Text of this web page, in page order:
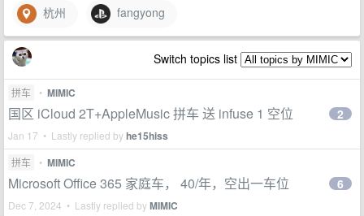
杭州 fangyong
Switch topics list
拼车 • MIMIC
国区 iCloud 2T+AppleMusic 拼车 送 infuse 1 空位
Jan 17 • Lastly replied byhe15hiss
2
拼车 • MIMIC
Microsoft Office 365 家庭车， 40/年，空出一车位
Dec 7, 2024 • Lastly replied byMIMIC
6